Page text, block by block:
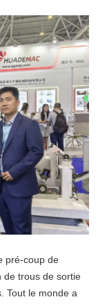
pré-coup de
de trous de sortie
Tout le monde a